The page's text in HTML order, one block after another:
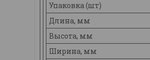
Упаковка (шт)
Длина, мм
Высота, мм
Ширина, мм